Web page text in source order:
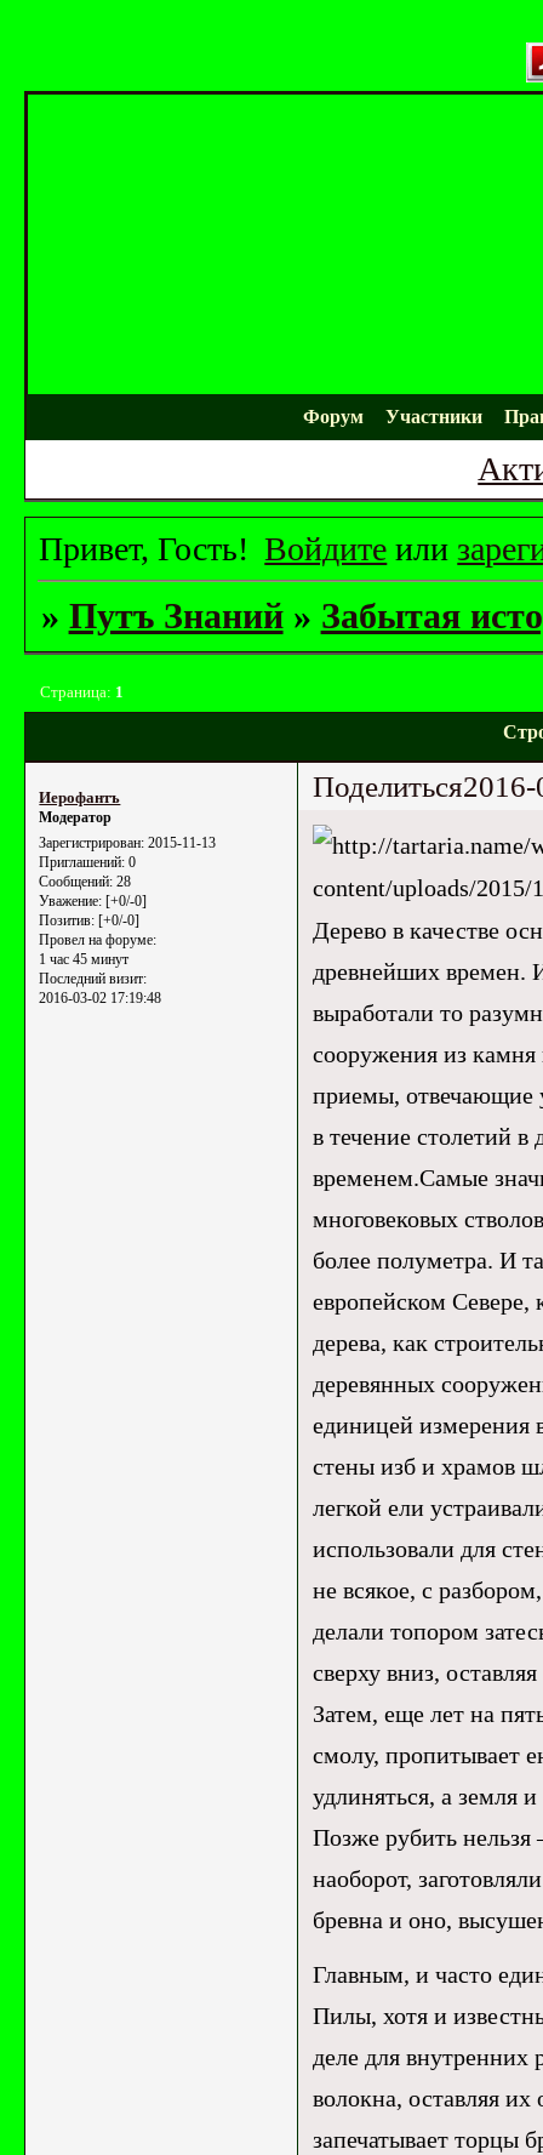
Форум Участники
Привет, Гость! Войдите или
» Путъ Знаний » Забытая
Страница: 1
Поделиться
Иерофантъ
Модератор
Зарегистрирован: 2015-11-13
Приглашений: 0
Сообщений: 28
Уважение: [+0/-0]
Позитив: [+0/-0]
Провел на форуме:
1 час 45 минут
Последний визит:
2016-03-02 17:19:48
Дерево в качестве
древнейших времен.
выработали то
сооружения из
приемы, отвечающие
в течение столетий
временем.Самые
многовековых
более полуметра. И
европейском Севере,
дерева, как
деревянных
единицей измерения
стены изб и храмов
легкой ели
использовали для
не всякое, с
делали топором
сверху вниз,
Затем, еще лет на
смолу, пропитывает
удлиняться, а земля
Позже рубить
наоборот,
бревна и оно,
Главным, и часто
Пилы, хотя и
деле для внутренних
волокна, оставляя
запечатывает торцы